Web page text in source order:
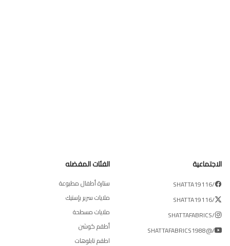
الاجتماعية
/SHATTA19116
/SHATTA19116
/SHATTAFABRICS
/@SHATTAFABRICS1988
الفئات المفضله
ستارة أطفال مطبوعة
ملايات سرير بإستيك
ملايات مسطحة
أطقم كوشن
اطقم تابلوهات